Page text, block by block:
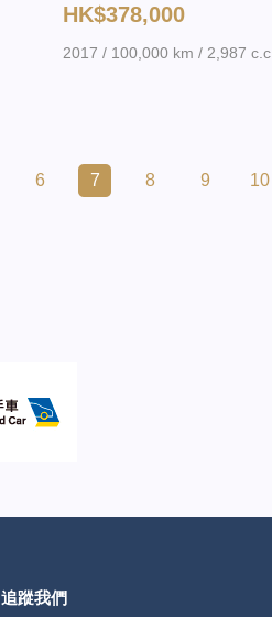
HK$378,000
2017 / 100,000 km / 2,987 c.c.
6 7 8 9 10
追蹤我們